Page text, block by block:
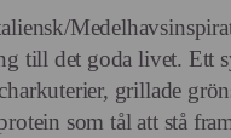
till det goda livet. Ett
grillade
som tål att stå